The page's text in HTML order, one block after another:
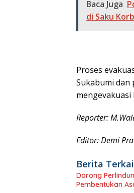
Baca Juga
di Saku
Proses
Sukabumi dan
Reporter:
Editor: Demi
Berita
Dorong
Pembentukan